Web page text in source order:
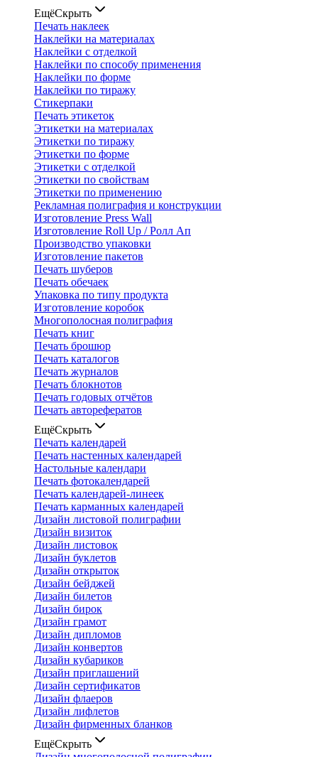
ЕщёСкрыть
Печать наклеек
Наклейки на материалах
Наклейки с отделкой
Наклейки по способу применения
Наклейки по форме
Наклейки по тиражу
Стикерпаки
Печать этикеток
Этикетки на материалах
Этикетки по тиражу
Этикетки по форме
Этикетки с отделкой
Этикетки по свойствам
Этикетки по применению
Рекламная полиграфия и конструкции
Изготовление Press Wall
Изготовление Roll Up / Ролл Ап
Производство упаковки
Изготовление пакетов
Печать шуберов
Печать обечаек
Упаковка по типу продукта
Изготовление коробок
Многополосная полиграфия
Печать книг
Печать брошюр
Печать каталогов
Печать журналов
Печать блокнотов
Печать годовых отчётов
Печать авторефератов
ЕщёСкрыть
Печать календарей
Печать настенных календарей
Настольные календари
Печать фотокалендарей
Печать календарей-линеек
Печать карманных календарей
Дизайн листовой полиграфии
Дизайн визиток
Дизайн листовок
Дизайн буклетов
Дизайн открыток
Дизайн бейджей
Дизайн билетов
Дизайн бирок
Дизайн грамот
Дизайн дипломов
Дизайн конвертов
Дизайн кубариков
Дизайн приглашений
Дизайн сертификатов
Дизайн флаеров
Дизайн лифлетов
Дизайн фирменных бланков
ЕщёСкрыть